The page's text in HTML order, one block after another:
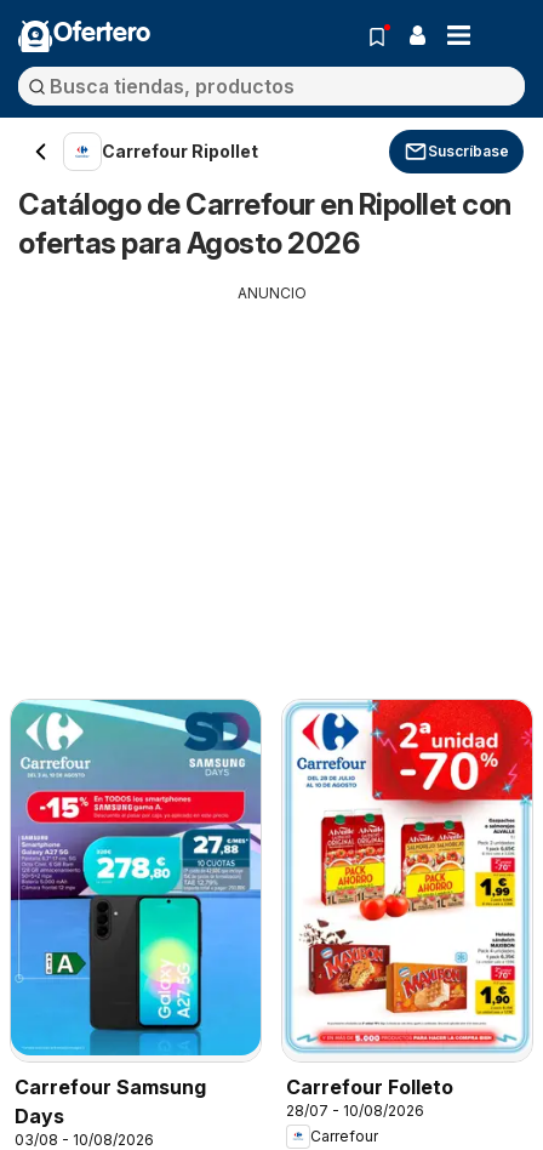
Ofertero
Carrefour Ripollet Suscríbase
Catálogo de Carrefour en Ripollet con
ofertas para Agosto 2026
ANUNCIO
Carrefour Samsung
Days
03/08 - 10/08/2026
Carrefour Folleto
28/07 - 10/08/2026
Carrefour